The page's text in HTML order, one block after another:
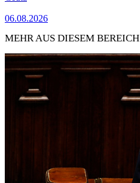
06.08.2026
MEHR AUS DIESEM BEREICH